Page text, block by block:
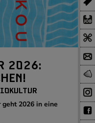
2026:
2026 in eine